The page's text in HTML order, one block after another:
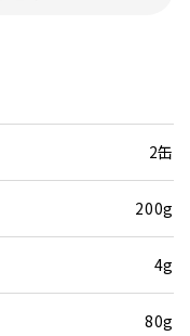
2缶
200g
4g
80g